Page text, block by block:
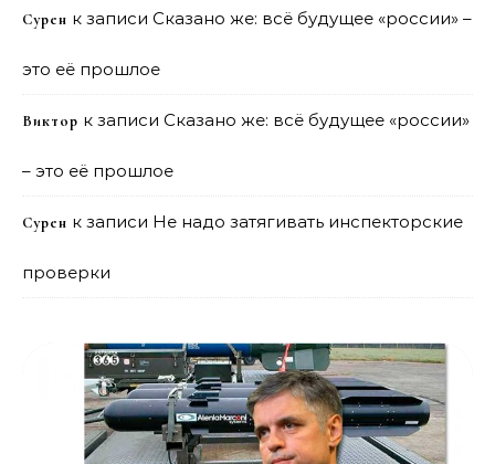
Сурен к записи Сказано же: всё будущее «россии» –
это её прошлое
Виктор к записи Сказано же: всё будущее «россии»
– это её прошлое
Сурен к записи Не надо затягивать инспекторские
проверки